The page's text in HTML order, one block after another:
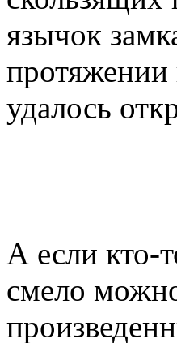
язычок
протяжении
удалось
А если кто-
смело